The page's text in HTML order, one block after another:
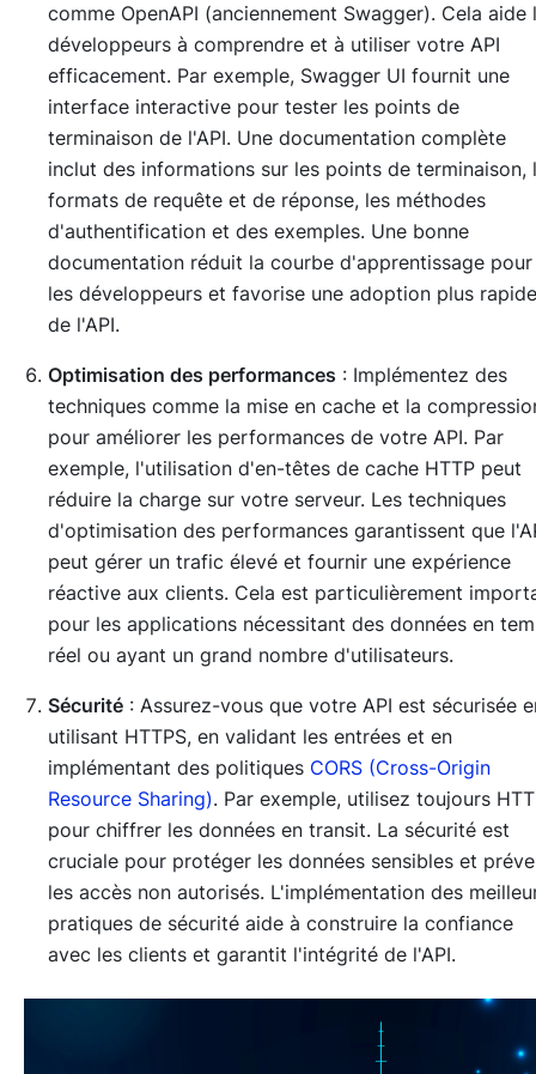
comme OpenAPI (anciennement Swagger). Cela aide
développeurs à comprendre et à utiliser votre API
efficacement. Par exemple, Swagger UI fournit une
interface interactive pour tester les points de
terminaison de l'API. Une documentation complète
inclut des informations sur les points de terminaison,
formats de requête et de réponse, les méthodes
d'authentification et des exemples. Une bonne
documentation réduit la courbe d'apprentissage pour
les développeurs et favorise une adoption plus rapide
de l'API.
Optimisation des performances : Implémentez des
techniques comme la mise en cache et la
pour améliorer les performances de votre API. Par
exemple, l'utilisation d'en-têtes de cache HTTP peut
réduire la charge sur votre serveur. Les techniques
d'optimisation des performances garantissent que
peut gérer un trafic élevé et fournir une expérience
réactive aux clients. Cela est particulièrement
pour les applications nécessitant des données en
réel ou ayant un grand nombre d'utilisateurs.
Sécurité : Assurez-vous que votre API est sécurisée
utilisant HTTPS, en validant les entrées et en
implémentant des politiques CORS (Cross-Origin
Resource Sharing). Par exemple, utilisez toujours
pour chiffrer les données en transit. La sécurité est
cruciale pour protéger les données sensibles et
les accès non autorisés. L'implémentation des
pratiques de sécurité aide à construire la confiance
avec les clients et garantit l'intégrité de l'API.